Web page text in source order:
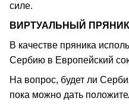
силе.
ВИРТУАЛЬНЫЙ ПРЯНИК
В качестве пряника
Сербию в Европейский
На вопрос, будет ли
пока можно дать